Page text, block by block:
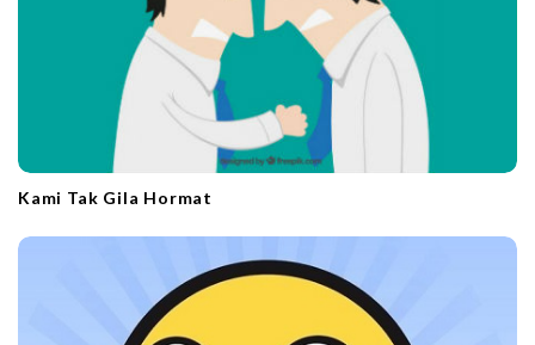
Kami Tak Gila Hormat